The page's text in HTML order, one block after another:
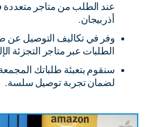
عند الطلب من متاجر
أذربيجان.
وفر في تكاليف التوصيل عن
الطلبات عبر متاجر التجزئة
سنقوم بتعبئة طلباتك
لضمان تجربة توصيل سلسة.